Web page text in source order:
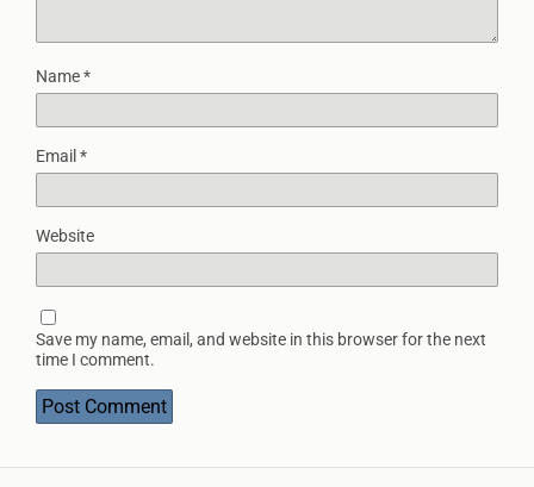
Name*
Email *
Website
Save my name, email, and website in this browser for the next
time I comment.